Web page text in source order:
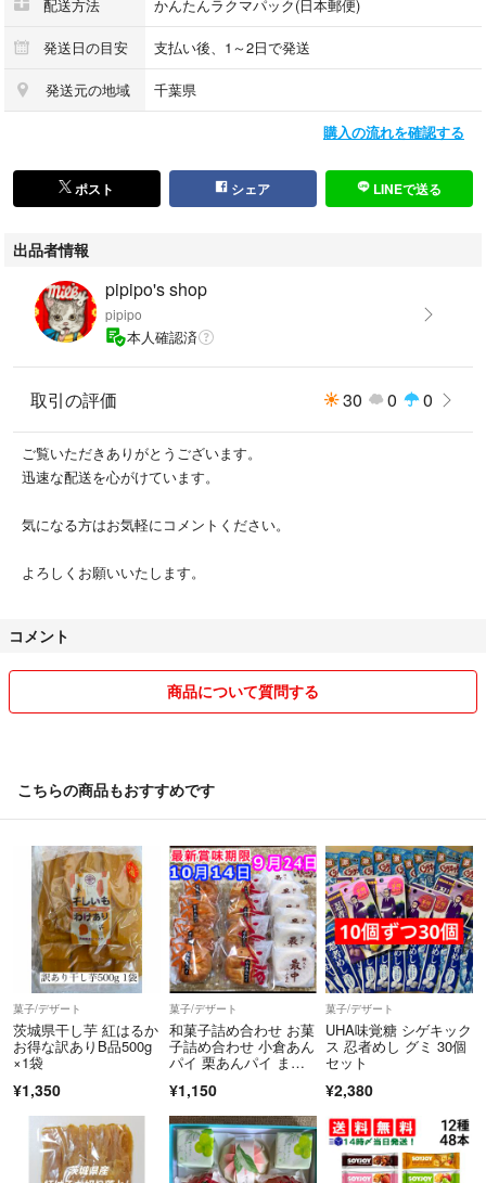
配送方法 かんたんラクマパック(日本郵便)
発送日の目安 支払い後、1～2日で発送
発送元の地域 千葉県
購入の流れを確認する
ポスト シェア LINEで送る
出品者情報
pipipo's shop
pipipo
本人確認済
取引の評価 30 0 0
ご覧いただきありがとうございます。
迅速な配送を心がけています。
気になる方はお気軽にコメントください。
よろしくお願いいたします。
コメント
商品について質問する
こちらの商品もおすすめです
菓子/デザート
茨城県干し芋 紅はるか
お得な訳ありB品500g
×1袋
¥1,350
菓子/デザート
和菓子詰め合わせ お菓
子詰め合わせ 小倉あん
パイ 栗あんパイ まん
¥1,150
菓子/デザート
UHA味覚糖 シゲキック
ス 忍者めし グミ 30個
セット
¥2,380